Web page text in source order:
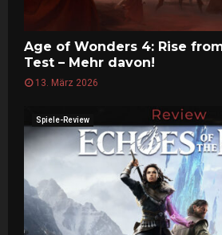
Age of Wonders 4: Rise
Test – Mehr davon!
13. März 2026
Spiele-Review